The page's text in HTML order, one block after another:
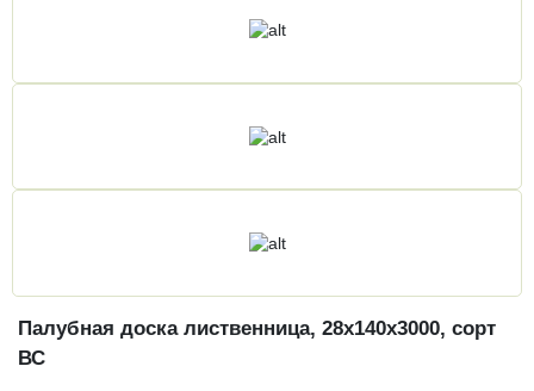
Палубная доска лиственница, 28х140х3000, сорт
ВС